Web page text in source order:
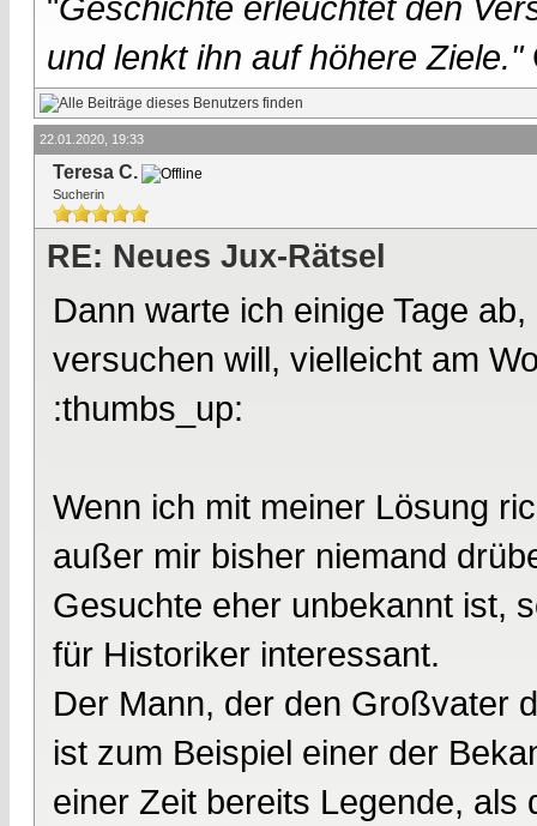
und lenkt ihn auf höhere Ziele."
22.01.2020, 19:33
Teresa C.
Sucherin
RE: Neues Jux-Rätsel
Dann warte ich einige Tage
versuchen will, vielleicht am
:thumbs_up:
Wenn ich mit meiner Lösung
außer mir bisher niemand
Gesuchte eher unbekannt ist,
für Historiker interessant.
Der Mann, der den Großvater
ist zum Beispiel einer der
einer Zeit bereits Legende, als